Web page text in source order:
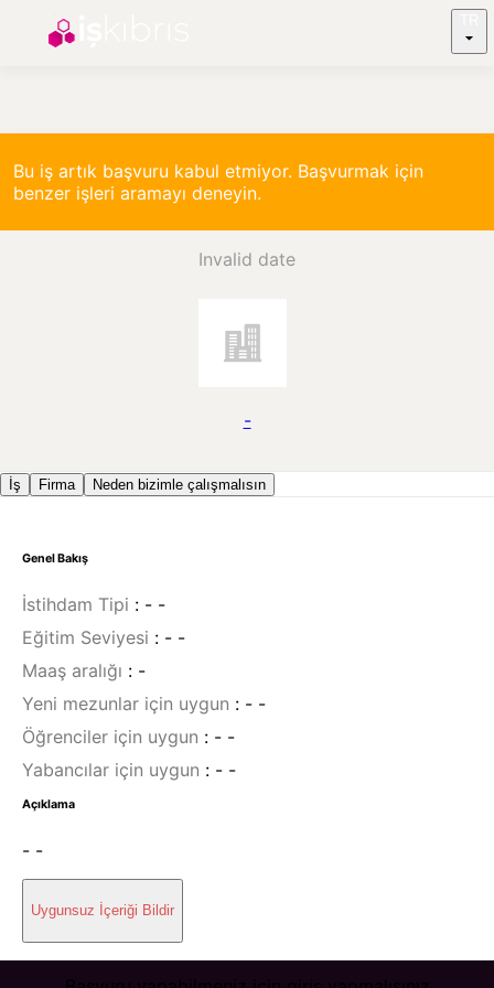
Bu iş artık başvuru kabul etmiyor. Başvurmak için
benzer işleri aramayı deneyin.
Invalid date
-
İş Firma Neden bizimle çalışmalısın
Genel Bakış
İstihdam Tipi : - -
Eğitim Seviyesi : - -
Maaş aralığı : -
Yeni mezunlar için uygun : - -
Öğrenciler için uygun : - -
Yabancılar için uygun : - -
Açıklama
- -
Uygunsuz İçeriği Bildir